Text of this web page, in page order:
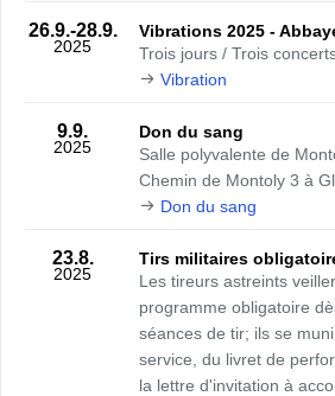
26.9.-28.9.
2025
Vibrations 2025 -
Trois jours / Trois
Vibration
9.9.
2025
Don du sang
Salle polyvalente de
Chemin de Montoly 3 à
Don du sang
23.8.
2025
Tirs militaires
Les tireurs astreints
programme obligatoire
séances de tir; ils se
service, du livret de
la lettre d'invitation à